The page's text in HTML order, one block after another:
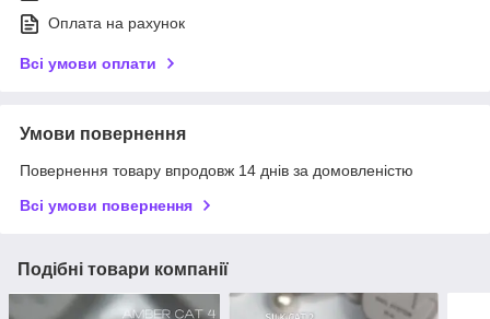
Оплата на рахунок
Всі умови оплати
Умови повернення
Повернення товару впродовж 14 днів за домовленістю
Всі умови повернення
Подібні товари компанії